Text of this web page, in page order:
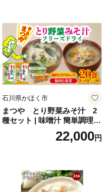
石川県かほく市
まつや とり野菜みそ汁 2
種セット | 味噌汁 簡単調理
お味噌 おみそ みそ とり野菜
時短料理 時短ごはん ご当地
22,000円